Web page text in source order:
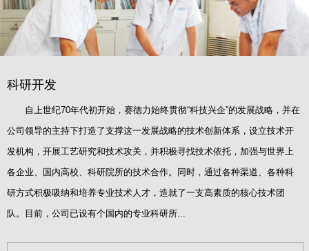
科研开发
自上世纪70年代初开始，赛德力始终贯彻“科技兴企”的发展战略，并在
公司领导的主持下打造了支撑这一发展战略的技术创新体系，设立技术开
发机构，开展工艺研究和技术攻关，并积极寻找技术依托，加强与世界上
各企业、国内高校、科研院所的技术合作。同时，通过各种渠道、各种科
研方式积极吸纳和培养专业技术人才，造就了一支高素质的核心技术团
队。目前，公司已设有个国内的专业科研所...